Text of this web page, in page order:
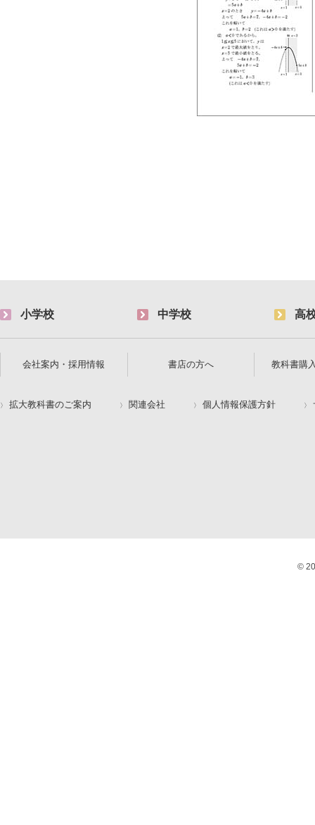
小学校 中学校 高
会社案内・採用情報 書店の方へ 教科書購
拡大教科書のご案内 関連会社 個人情報保護方針
©